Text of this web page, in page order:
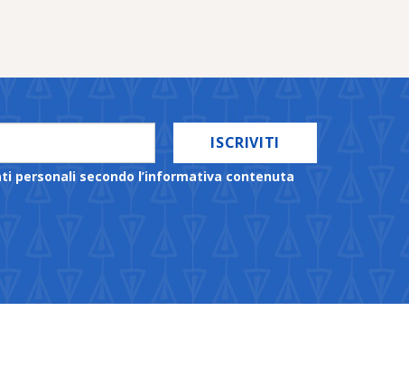
ISCRIVITI
personali secondo l’informativa contenuta